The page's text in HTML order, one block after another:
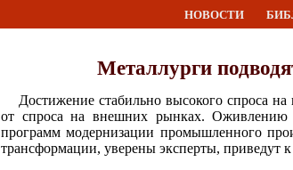
НОВОСТИ
Металлурги
Достижение стабильно высокого спроса
от спроса на внешних рынках. Оживлению
программ модернизации промышленного
трансформации, уверены эксперты, приведут